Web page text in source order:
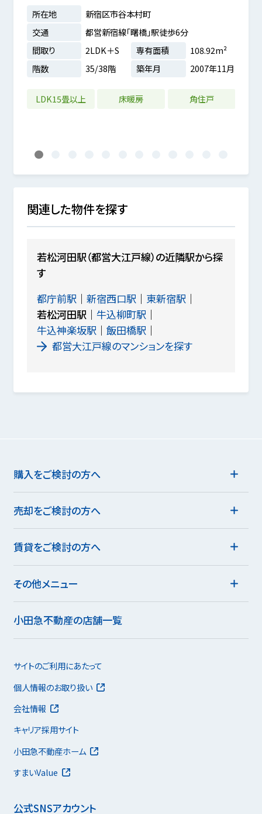
所在地
新宿区市谷本村町
交通
都営新宿線「曙橋」駅徒歩6分
間取り
2LDK＋S 専有面積
108.92m²
階数
35/38階 築年月 2007年11月
LDK15畳以上 床暖房 角住戸
1
関連した物件を探す
若松河田駅（都営大江戸線）の近隣駅から探
す
都庁前駅
新宿西口駅
東新宿駅
若松河田駅
牛込柳町駅
牛込神楽坂駅
飯田橋駅
都営大江戸線のマンションを探す
購入をご検討の方へ
売却をご検討の方へ
賃貸をご検討の方へ
その他メニュー
小田急不動産の店舗一覧
公式SNSアカウント
サイトのご利用にあたって
個人情報のお取り扱い
会社情報
キャリア採用サイト
小田急不動産ホーム
すまいValue